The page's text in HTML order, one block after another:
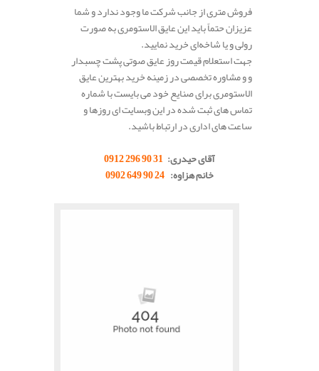
فروش متری از جانب شرکت ما وجود ندارد و شما
عزیزان حتماً باید این عایق الاستومری به صورت
رولی و یا شاخه‌ای خرید نمایید.
جهت استعلام قیمت روز عایق صوتی پشت چسبدار
و و مشاوره تخصصی در زمینه خرید بهترین عایق
الاستومری برای صنایع خود می بایست با شماره
تماس های ثبت شده در این وبسایت ای روزها و
ساعت های اداری در ارتباط باشید.
آقای حیدری: 31 90 296 0912
خانم هزاوه: 24 90 649 0902